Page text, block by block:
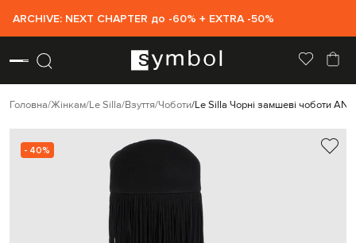
ARCHIVE: NEXT CHAPTER до -60% + EXTRA -50%
Головна Жінкам Le Silla Взуття Чоботи Le Silla Чорні замшеві чоботи
- 40%